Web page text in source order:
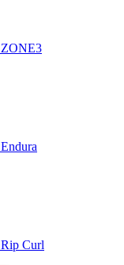
ZONE3
Endura
Rip Curl